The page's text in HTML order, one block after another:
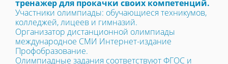
тренажер для прокачки своих компетенций.
Участники олимпиады: обучающиеся техникумов,
колледжей, лицеев и гимназий.
Организатор дистанционной олимпиады
международное СМИ Интернет-издание
Профобразование.
Олимпиадные задания соответствуют ФГОС и